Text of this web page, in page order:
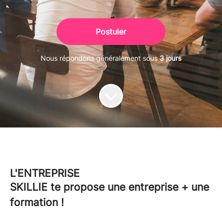
Postuler
Nous répondons généralement sous3 jours
L'ENTREPRISE
SKILLIE te propose une entreprise + une
formation !